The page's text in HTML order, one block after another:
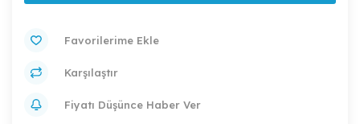
Karşılaştır
Fiyatı Düşünce Haber Ver